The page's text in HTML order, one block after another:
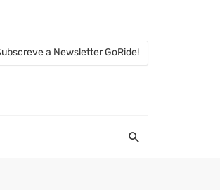
a Newsletter GoRide!